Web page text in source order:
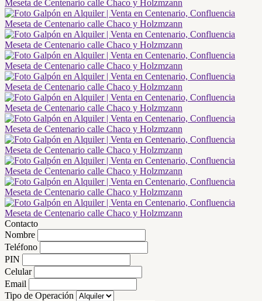
Contacto
Nombre
Teléfono
PIN
Celular
Email
Tipo de Operación